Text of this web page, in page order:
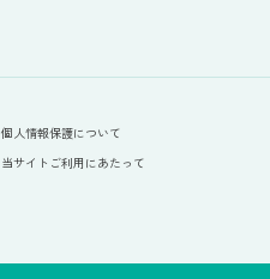
個人情報保護について
当サイトご利用にあたって